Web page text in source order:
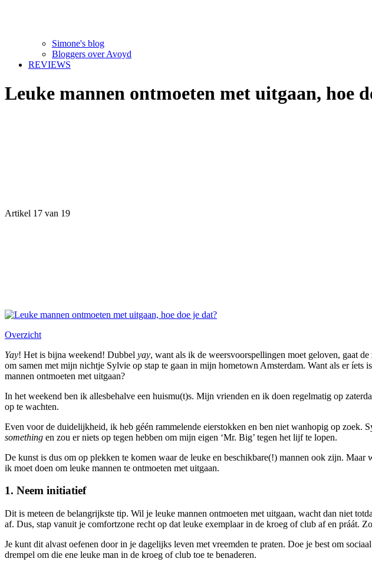
Simone's blog
Bloggers over Avoyd
REVIEWS
Leuke mannen ontmoeten met uitgaan, hoe
Artikel 17 van 19
Overzicht
Yay! Het is bijna weekend! Dubbel yay, want als ik de weersvoorspellingen moet geloven, gaat
om samen met mijn nichtje Sylvie op stap te gaan in mijn hometown Amsterdam. Want als er
mannen ontmoeten met uitgaan?
In het weekend ben ik allesbehalve een huismu(t)s. Mijn vrienden en ik doen regelmatig op
op te wachten.
Even voor de duidelijkheid, ik heb géén rammelende eierstokken en ben niet wanhopig op zoek.
something en zou er niets op tegen hebben om mijn eigen ‘Mr. Big’ tegen het lijf te lopen.
De kunst is dus om op plekken te komen waar de leuke en beschikbare(!) mannen ook zijn.
ik moet doen om leuke mannen te ontmoeten met uitgaan.
1. Neem initiatief
Dit is meteen de belangrijkste tip. Wil je leuke mannen ontmoeten met uitgaan, wacht dan niet
af. Dus, stap vanuit je comfortzone recht op dat leuke exemplaar in de kroeg of club af en práát.
Je kunt dit alvast oefenen door in je dagelijks leven met vreemden te praten. Doe je best om
drempel om die ene leuke man in de kroeg of club toe te benaderen.